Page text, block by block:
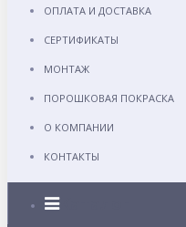
ОПЛАТА И ДОСТАВКА
СЕРТИФИКАТЫ
МОНТАЖ
ПОРОШКОВАЯ ПОКРАСКА
О КОМПАНИИ
КОНТАКТЫ
Каталог